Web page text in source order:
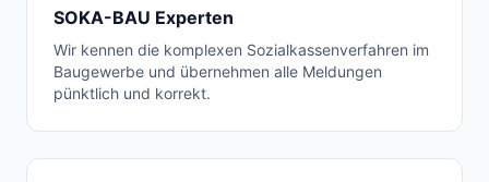
SOKA-BAU Experten
Wir kennen die komplexen Sozialkassenverfahren im
Baugewerbe und übernehmen alle Meldungen
pünktlich und korrekt.